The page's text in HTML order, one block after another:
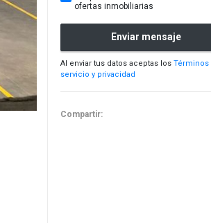
ofertas inmobiliarias
Enviar mensaje
Al enviar tus datos aceptas los Términos
servicio y privacidad
Compartir: